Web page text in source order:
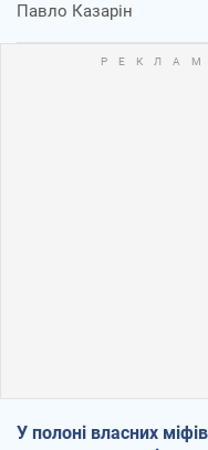
Павло Казарін
У полоні власних